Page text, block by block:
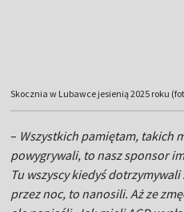
zakładzie skonstruować. I
społecznym, a tak
opowiadaJan Szymiczek,
LUKS-SKI Lubawka.